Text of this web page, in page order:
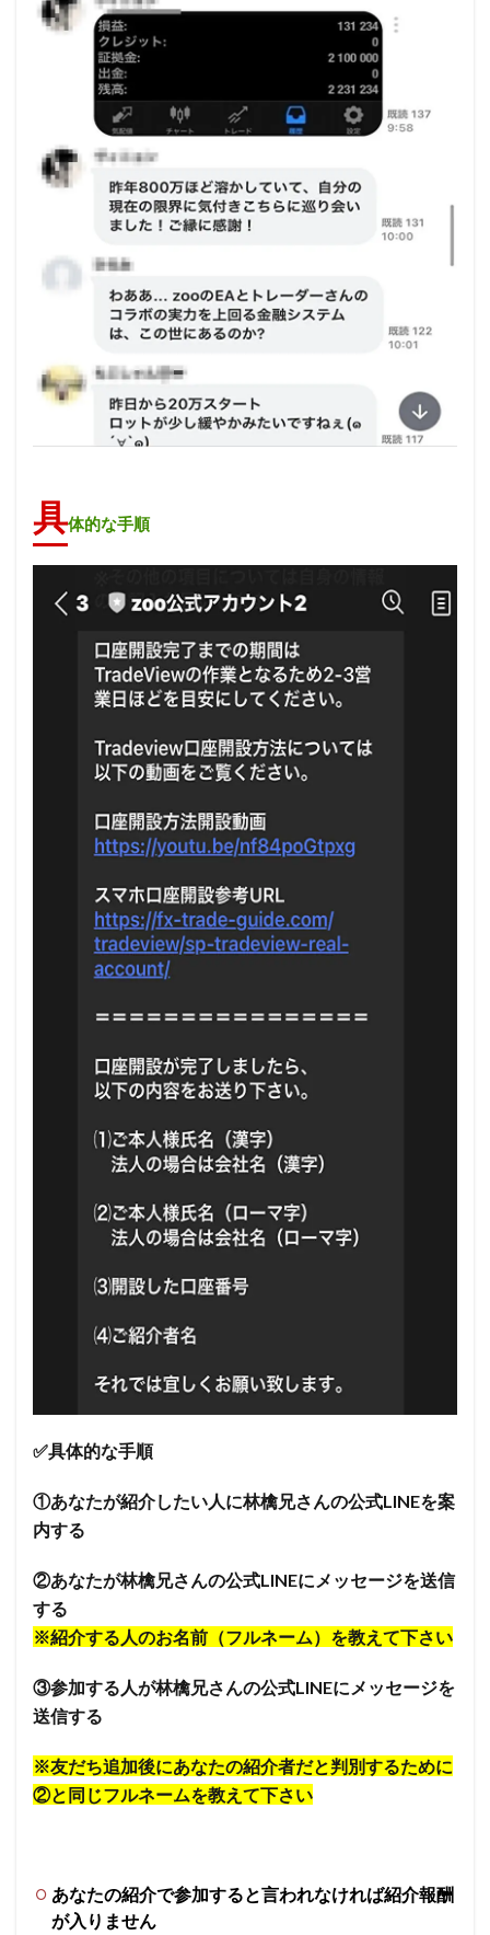
具体的な手順
✅具体的な手順
①あなたが紹介したい人に林檎兄さんの公式LINEを案
内する
②あなたが林檎兄さんの公式LINEにメッセージを送信
する
※紹介する人のお名前（フルネーム）を教えて下さい
③参加する人が林檎兄さんの公式LINEにメッセージを
送信する
※友だち追加後にあなたの紹介者だと判別するために
②と同じフルネームを教えて下さい
あなたの紹介で参加すると言われなければ紹介報酬
が入りません